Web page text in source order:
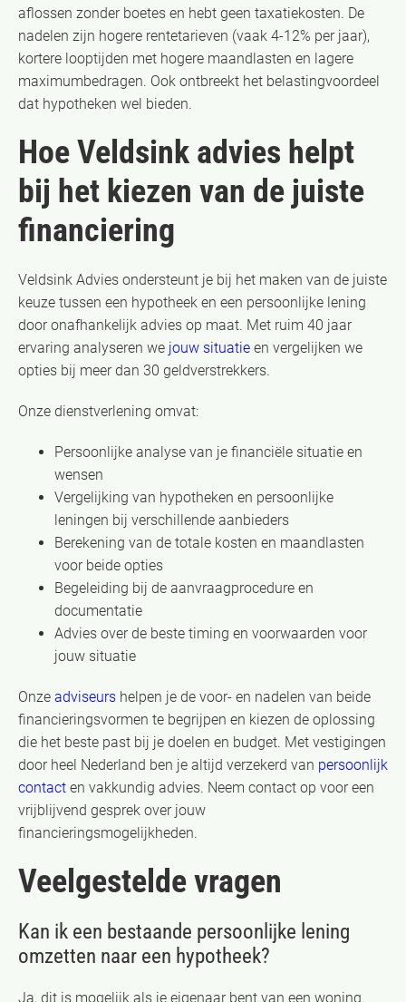
aflossen zonder boetes en hebt geen taxatiekosten. De
nadelen zijn hogere rentetarieven (vaak 4-12% per jaar),
kortere looptijden met hogere maandlasten en lagere
maximumbedragen. Ook ontbreekt het belastingvoordeel
dat hypotheken wel bieden.
Hoe Veldsink advies helpt
bij het kiezen van de juiste
financiering
Veldsink Advies ondersteunt je bij het maken van de juiste
keuze tussen een hypotheek en een persoonlijke lening
door onafhankelijk advies op maat. Met ruim 40 jaar
ervaring analyseren we jouw situatie en vergelijken we
opties bij meer dan 30 geldverstrekkers.
Onze dienstverlening omvat:
Persoonlijke analyse van je financiële situatie en
wensen
Vergelijking van hypotheken en persoonlijke
leningen bij verschillende aanbieders
Berekening van de totale kosten en maandlasten
voor beide opties
Begeleiding bij de aanvraagprocedure en
documentatie
Advies over de beste timing en voorwaarden voor
jouw situatie
Onze adviseurs helpen je de voor- en nadelen van beide
financieringsvormen te begrijpen en kiezen de oplossing
die het beste past bij je doelen en budget. Met vestigingen
door heel Nederland ben je altijd verzekerd van persoonlijk
contact en vakkundig advies. Neem contact op voor een
vrijblijvend gesprek over jouw
financieringsmogelijkheden.
Veelgestelde vragen
Kan ik een bestaande persoonlijke lening
omzetten naar een hypotheek?
Ja, dit is mogelijk als je eigenaar bent van een woning.